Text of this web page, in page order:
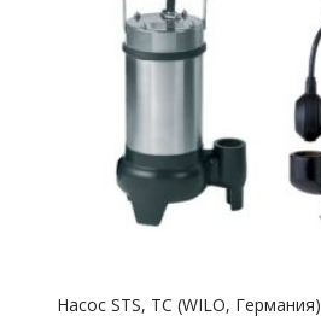
Насос STS, TC (WILO, Германия)